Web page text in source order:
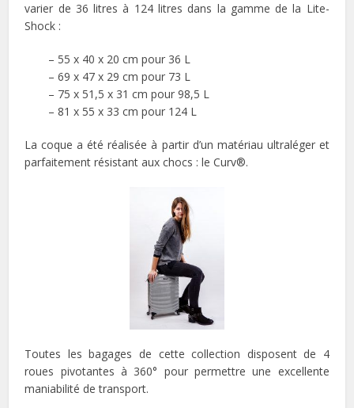
varier de 36 litres à 124 litres dans la gamme de la Lite-
Shock :
– 55 x 40 x 20 cm pour 36 L
– 69 x 47 x 29 cm pour 73 L
– 75 x 51,5 x 31 cm pour 98,5 L
– 81 x 55 x 33 cm pour 124 L
La coque a été réalisée à partir d’un matériau ultraléger et
parfaitement résistant aux chocs : le Curv®.
Toutes les bagages de cette collection disposent de 4
roues pivotantes à 360° pour permettre une excellente
maniabilité de transport.